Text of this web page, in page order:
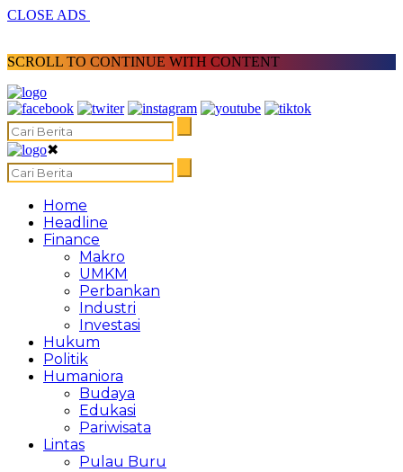
CLOSE ADS
SCROLL TO CONTINUE WITH CONTENT
✖
Home
Headline
Finance
Makro
UMKM
Perbankan
Industri
Investasi
Hukum
Politik
Humaniora
Budaya
Edukasi
Pariwisata
Lintas
Pulau Buru